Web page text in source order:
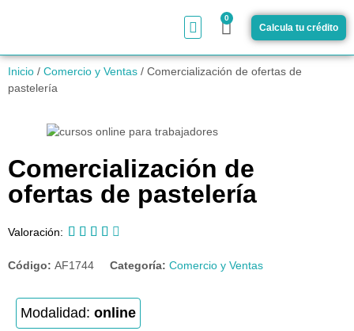
0
Calcula tu crédito
Inicio / Comercio y Ventas / Comercialización de ofertas de
pastelería
Comercialización de
ofertas de pastelería
Valoración:     
Código: AF1744 Categoría: Comercio y Ventas
Modalidad: online